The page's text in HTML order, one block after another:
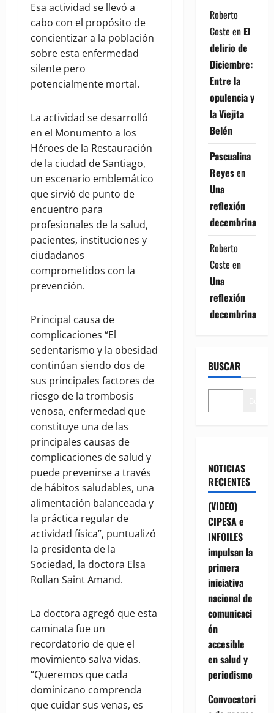
Esa actividad se llevó a
cabo con el propósito de
concientizar a la población
sobre esta enfermedad
silente pero
potencialmente mortal.
La actividad se desarrolló
en el Monumento a los
Héroes de la Restauración
de la ciudad de Santiago,
un escenario emblemático
que sirvió de punto de
encuentro para
profesionales de la salud,
pacientes, instituciones y
ciudadanos
comprometidos con la
prevención.
Principal causa de
complicaciones “El
sedentarismo y la obesidad
continúan siendo dos de
sus principales factores de
riesgo de la trombosis
venosa, enfermedad que
constituye una de las
principales causas de
complicaciones de salud y
puede prevenirse a través
de hábitos saludables, una
alimentación balanceada y
la práctica regular de
actividad física”, puntualizó
la presidenta de la
Sociedad, la doctora Elsa
Rollan Saint Amand.
La doctora agregó que esta
caminata fue un
recordatorio de que el
movimiento salva vidas.
“Queremos que cada
dominicano comprenda
que cuidar sus venas, es
Roberto
Coste en El
delirio de
Diciembre:
Entre la
opulencia y
la Viejita
Belén
Pascualina
Reyesen
Una
reflexión
decembrina
Roberto
Coste en
Una
reflexión
decembrina
BUSCAR
NOTICIAS
RECIENTES
(VIDEO)
CIPESA e
INFOILES
impulsan la
primera
iniciativa
nacional de
comunicaci
ón
accesible
en salud y
periodismo
Convocatori